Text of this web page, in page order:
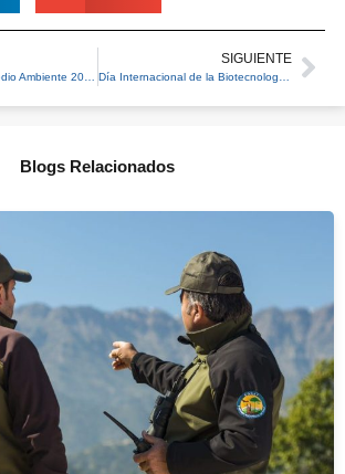
Día Mundial del Medio Ambiente 2026: El conocimiento científico debe convertirse en acción climática
SIGUIENTE
Blogs Relacionados